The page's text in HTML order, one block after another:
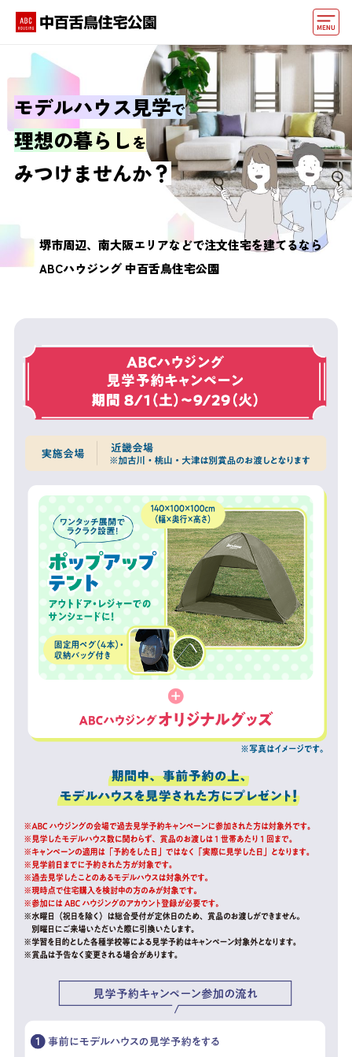
モデルハウス
住宅会社・ハウスメーカー
イベント情報・プレゼント
アクセス
他の展示場 ABCハウジングトップ
モデルハウス見学で
理想の暮らしを
みつけませんか？
堺市周辺、南大阪エリアなどで注文住宅を建てるなら
ABCハウジング 中百舌鳥住宅公園